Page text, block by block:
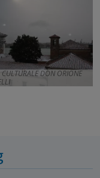
CULTURALE DON ORIONE